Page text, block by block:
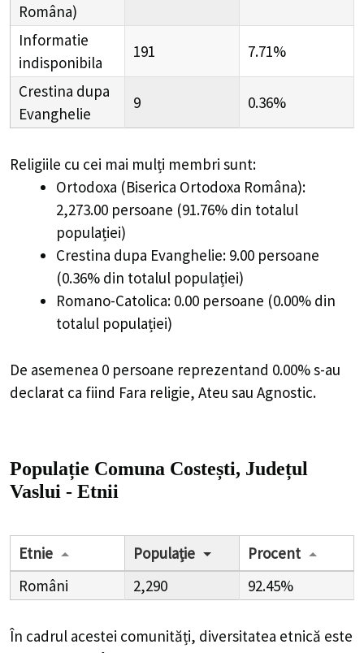
Româna)
Informatie
indisponibila
191 7.71%
Crestina dupa
Evanghelie
9 0.36%
Religiile cu cei mai mulți membri sunt:
Ortodoxa (Biserica Ortodoxa Româna):
2,273.00 persoane (91.76% din totalul
populației)
Crestina dupa Evanghelie: 9.00 persoane
(0.36% din totalul populației)
Romano-Catolica: 0.00 persoane (0.00% din
totalul populației)
De asemenea 0 persoane reprezentand 0.00% s-au
declarat ca fiind Fara religie, Ateu sau Agnostic.
Populație Comuna Costești, Județul
Vaslui - Etnii
Etnie Populație
Procent
Români
2,290 92.45%
În cadrul acestei comunități, diversitatea etnică este